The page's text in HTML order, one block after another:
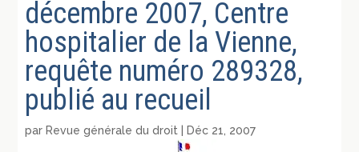
décembre 2007, Centre
hospitalier de la Vienne,
requête numéro 289328,
publié au recueil
par Revue générale du droit Déc 21, 2007